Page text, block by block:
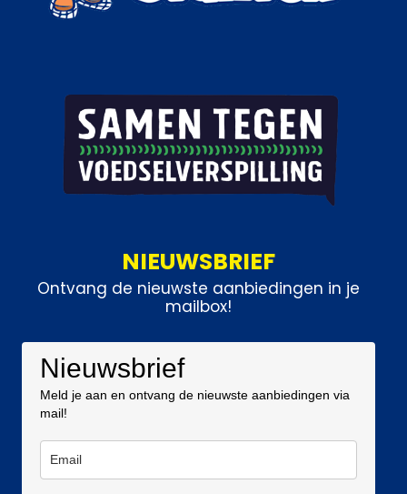
NIEUWSBRIEF
Ontvang de nieuwste aanbiedingen in je
mailbox!
Nieuwsbrief
Meld je aan en ontvang de nieuwste aanbiedingen via
mail!